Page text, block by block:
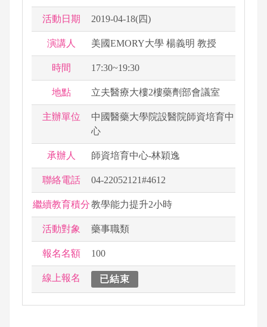
活動日期 2019-04-18(四)
演講人 美國EMORY大學 楊義明 教授
時間 17:30~19:30
地點 立夫醫療大樓2樓藥劑部會議室
主辦單位
中國醫藥大學院設醫院師資培育中
心
承辦人 師資培育中心-林穎逸
聯絡電話 04-22052121#4612
繼續教育積分教學能力提升2小時
活動對象 藥事職類
報名名額 100
線上報名 已結束